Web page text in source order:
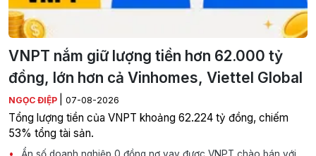
VNPT nắm giữ lượng tiền hơn 62.000 tỷ
đồng, lớn hơn cả Vinhomes, Viettel Global
NGỌC ĐIỆP 07-08-2026
Tổng lượng tiền của VNPT khoảng 62.224 tỷ đồng, chiếm
53% tổng tài sản.